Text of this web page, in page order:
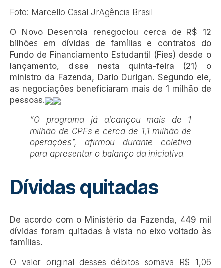
Foto: Marcello Casal JrAgência Brasil
O Novo Desenrola renegociou cerca de R$ 12
bilhões em dívidas de famílias e contratos do
Fundo de Financiamento Estudantil (Fies) desde o
lançamento, disse nesta quinta-feira (21) o
ministro da Fazenda, Dario Durigan. Segundo ele,
as negociações beneficiaram mais de 1 milhão de
pessoas.
“O programa já alcançou mais de 1
milhão de CPFs e cerca de 1,1 milhão de
operações”, afirmou durante coletiva
para apresentar o balanço da iniciativa.
Dívidas quitadas
De acordo com o Ministério da Fazenda, 449 mil
dívidas foram quitadas à vista no eixo voltado às
famílias.
O valor original desses débitos somava R$ 1,06